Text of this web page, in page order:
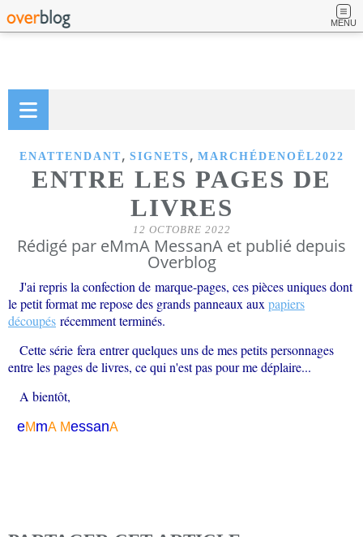
MENU
ENATTENDANT , SIGNETS , MARCHÉDENOËL2022
ENTRE LES PAGES DE
LIVRES
12 OCTOBRE 2022
Rédigé par eMmA MessanA et publié depuis
Overblog
J'ai repris la confection de marque-pages, ces pièces uniques dont
le petit format me repose des grands panneaux aux papiers
découpés récemment terminés.
Cette série fera entrer quelques uns de mes petits personnages
entre les pages de livres, ce qui n'est pas pour me déplaire...
A bientôt,
eMmA MessanA